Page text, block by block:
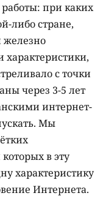
при каких
либо стране,
железно
характеристики,
с точки
через 3-5 лет
интернет-
Мы
в эту
характеристику
Интернета.